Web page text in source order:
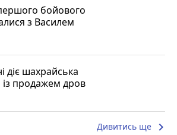
бойового
з Василем
діє шахрайська
із продажем дров
Дивитись ще keyboard_arrow_right